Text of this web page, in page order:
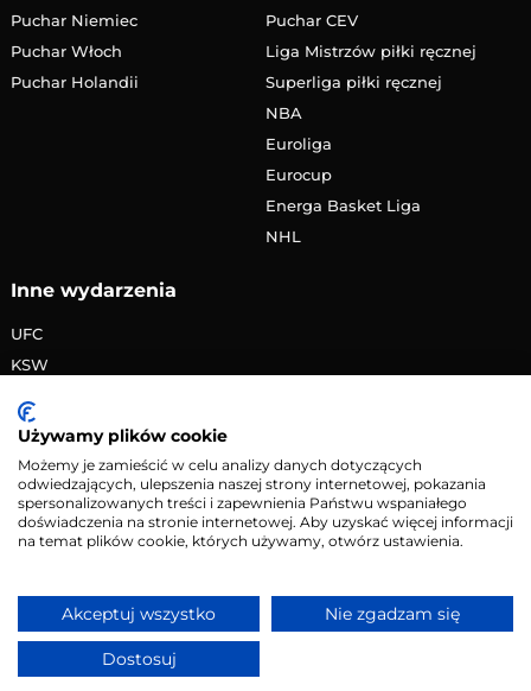
Puchar Niemiec
Puchar Włoch
Puchar Holandii
Puchar CEV
Liga Mistrzów piłki ręcznej
Superliga piłki ręcznej
NBA
Euroliga
Eurocup
Energa Basket Liga
NHL
Inne wydarzenia
UFC
KSW
PRIME MMA
Żużlowa Ekstraliga
Speedway Grand Prix
Skoki narciarskie
Kontakt•Reklama• Polityka prywatności
Serwis wyłącznie dla osób powyżej 18 lat. Hazard może
Używamy plików cookie
Możemy je zamieścić w celu analizy danych dotyczących
odwiedzających, ulepszenia naszej strony internetowej, pokazania
spersonalizowanych treści i zapewnienia Państwu wspaniałego
doświadczenia na stronie internetowej. Aby uzyskać więcej informacji
na temat plików cookie, których używamy, otwórz ustawienia.
Akceptuj wszystko Nie zgadzam się
Dostosuj